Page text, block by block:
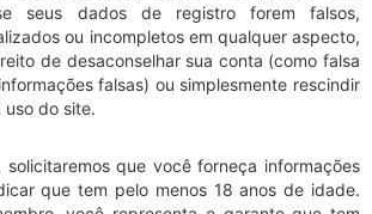
seus dados de registro forem falsos,
ou incompletos em qualquer aspecto,
de desaconselhar sua conta (como falsa
falsas) ou simplesmente rescindir
uso do site.
solicitaremos que você forneça informações
que tem pelo menos 18 anos de idade.